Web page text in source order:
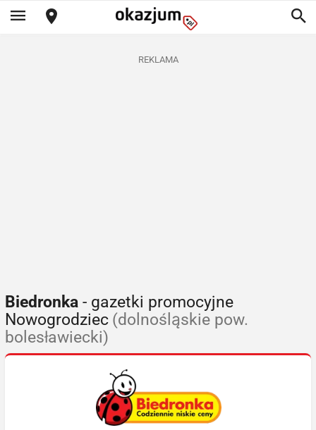
REKLAMA
Biedronka - gazetki promocyjne
Nowogrodziec (dolnośląskie pow.
bolesławiecki)